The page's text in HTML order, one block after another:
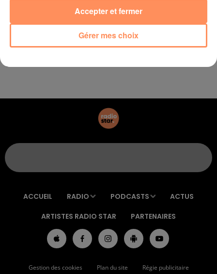
Le rappeur marseillais Soprano invité de
E=M6
Aix : "Journée de l’Europe", soirée danse et set
électro !
ACCUEIL RADIO PODCASTS ACTUS
ARTISTES RADIO STAR PARTENAIRES
Gestion des cookies Plan du site Régie publicitaire
Gérer mes choix
Accepter et fermer